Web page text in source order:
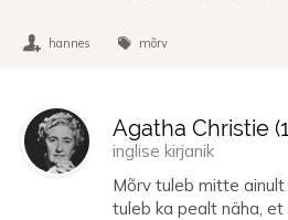
hannes mõrv
Agatha Christie (
inglise kirjanik
Mõrv tuleb mitte
tuleb ka pealt näha,